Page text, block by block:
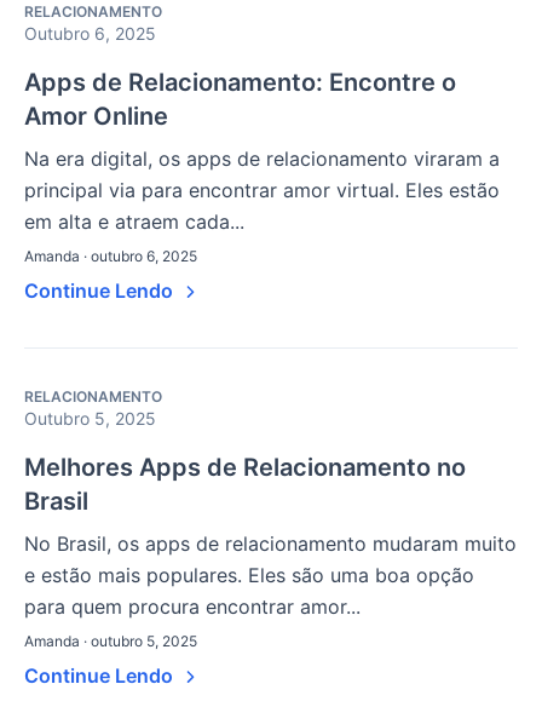
RELACIONAMENTO
Outubro 6, 2025
Apps de Relacionamento: Encontre o
Amor Online
Na era digital, os apps de relacionamento viraram a
principal via para encontrar amor virtual. Eles estão
em alta e atraem cada...
Amanda · outubro 6, 2025
Continue Lendo
RELACIONAMENTO
Outubro 5, 2025
Melhores Apps de Relacionamento no
Brasil
No Brasil, os apps de relacionamento mudaram muito
e estão mais populares. Eles são uma boa opção
para quem procura encontrar amor...
Amanda · outubro 5, 2025
Continue Lendo